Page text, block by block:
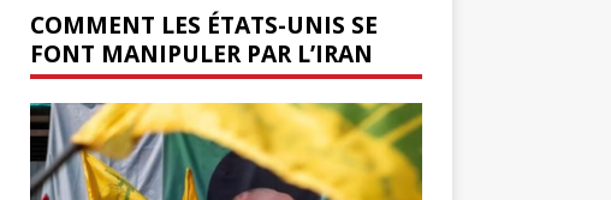
COMMENT LES ÉTATS-UNIS SE
FONT MANIPULER PAR L’IRAN